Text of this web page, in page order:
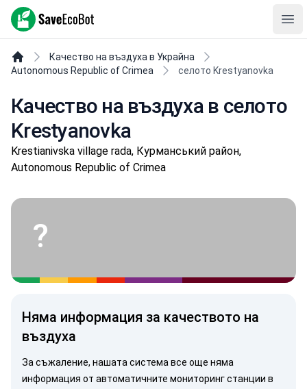
SaveEcoBot
Качество на въздуха в Украйна
Autonomous Republic of Crimea
селото Krestyanovka
Качество на въздуха в селото
Krestyanovka
Krestianivska village rada, Курманський район,
Autonomous Republic of Crimea
?
Няма информация за качеството на
въздуха
За съжаление, нашата система все още няма
информация от автоматичните мониторинг станции в